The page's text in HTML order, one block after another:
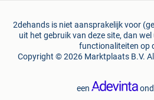
2dehands is niet aansprakelijk voor
uit het gebruik van deze site, dan
functionaliteiten op
Copyright © 2026 Marktplaats B.V.
een